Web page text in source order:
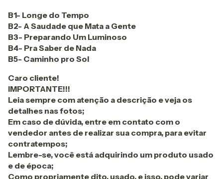
B1- Longe do Tempo
B2- A Saudade que Mata a Gente
B3- Preparando Um Luminoso
B4- Pra Saber de Nada
B5- Caminho pro Sol
Caro cliente!
IMPORTANTE!!!
Leia sempre com atenção a descrição e veja os
detalhes nas fotos;
Em caso de dúvida, entre em contato com o
vendedor antes de realizar sua compra, para evitar
contratempos;
Lembre-se, você está adquirindo um produto usado
e de época;
Como propriamente dito, usado, e isso, pode variar